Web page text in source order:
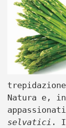
Natura e,
selvatici .